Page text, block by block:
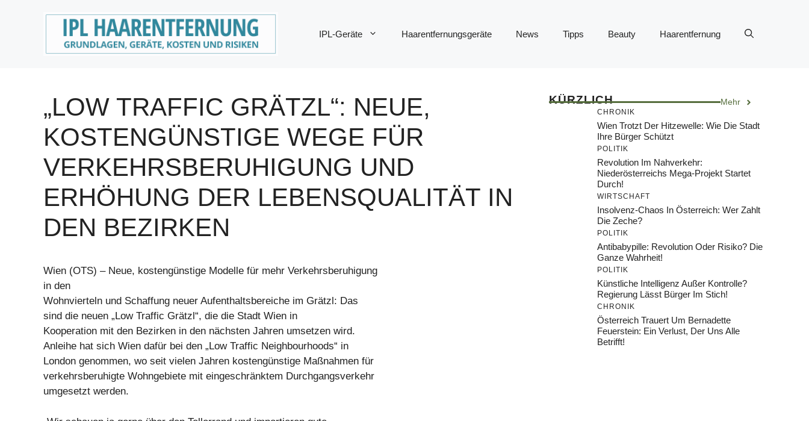
IPL-Geräte Haarentfernungsgeräte News Tipps Beauty Haarentfernung
„LOW TRAFFIC GRÄTZL“: NEUE,
KOSTENGÜNSTIGE WEGE FÜR
VERKEHRSBERUHIGUNG UND
ERHÖHUNG DER LEBENSQUALITÄT IN
DEN BEZIRKEN
Wien (OTS) – Neue, kostengünstige Modelle für mehr Verkehrsberuhigung
in den
Wohnvierteln und Schaffung neuer Aufenthaltsbereiche im Grätzl: Das
sind die neuen „Low Traffic Grätzl“, die die Stadt Wien in
Kooperation mit den Bezirken in den nächsten Jahren umsetzen wird.
Anleihe hat sich Wien dafür bei den „Low Traffic Neighbourhoods“ in
London genommen, wo seit vielen Jahren kostengünstige Maßnahmen für
verkehrsberuhigte Wohngebiete mit eingeschränktem Durchgangsverkehr
umgesetzt werden.
KÜRZLICH Mehr
CHRONIK
Wien Trotzt Der Hitzewelle: Wie Die Stadt
Ihre Bürger Schützt
POLITIK
Revolution Im Nahverkehr:
Niederösterreichs Mega-Projekt Startet
Durch!
WIRTSCHAFT
Insolvenz-Chaos In Österreich: Wer Zahlt
Die Zeche?
POLITIK
Antibabypille: Revolution Oder Risiko? Die
Ganze Wahrheit!
POLITIK
Künstliche Intelligenz Außer Kontrolle?
Regierung Lässt Bürger Im Stich!
CHRONIK
Österreich Trauert Um Bernadette
Feuerstein: Ein Verlust, Der Uns Alle
Betrifft!